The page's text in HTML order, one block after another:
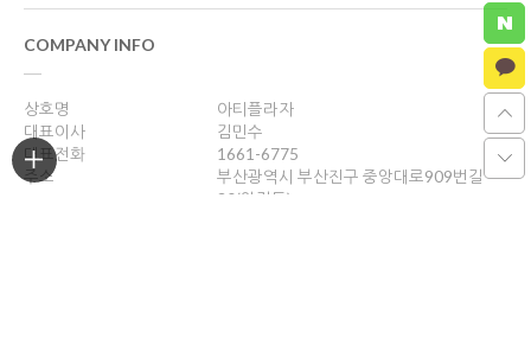
COMPANY INFO
상호명
아티플라자
대표이사
김민수
대표전화
1661-6775
주소
부산광역시 부산진구 중앙대로909번길
30(양정동)